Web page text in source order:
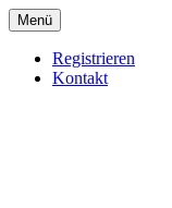
Menü
Registrieren
Kontakt